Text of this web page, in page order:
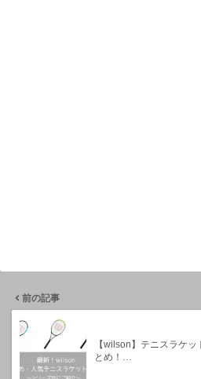
前の記事
【wilson】テニスラケ
とめ！…